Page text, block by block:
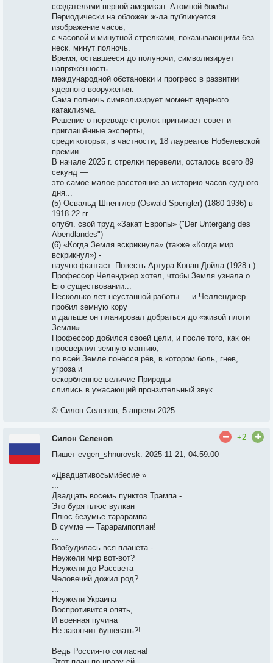
создателями первой американ. Атомной бомбы.
Периодически на обложек ж-ла публикуется
изображение часов,
с часовой и минутной стрелками, показывающими без
неск. минут полночь.
Время, оставшееся до полуночи, символизирует
напряжённость
международной обстановки и прогресс в развитии
ядерного вооружения.
Сама полночь символизирует момент ядерного
катаклизма.
Решение о переводе стрелок принимает совет и
приглашённые эксперты,
среди которых, в частности, 18 лауреатов Нобелевской
премии.
В начале 2025 г. стрелки перевели, осталось всего 89
секунд —
это самое малое расстояние за историю часов судного
дня...
(5) Освальд Шпенглер (Oswald Spengler) (1880-1936) в
1918-22 гг.
опубл. свой труд «Закат Европы» ("Der Untergang des
Abendlandes")
(6) «Когда Земля вскрикнула» (также «Когда мир
вскрикнул») -
научно-фантаст. Повесть Артура Конан Дойла (1928 г.)
Профессор Челенджер хотел, чтобы Земля узнала о
Его существовании...
Несколько лет неустанной работы — и Челленджер
пробил земную кору
и дальше он планировал добраться до «живой плоти
Земли».
Профессор добился своей цели, и после того, как он
просверлил земную мантию,
по всей Земле понёсся рёв, в котором боль, гнев,
угроза и
оскорбленное величие Природы
слились в ужасающий пронзительный звук...
© Силон Селенов, 5 апреля 2025
Силон Селенов
+2
Пишет evgen_shnurovsk. 2025-11-21, 04:59:00
...
«Двадцативосьмибесие »
...
Двадцать восемь пунктов Трампа -
Это буря плюс вулкан
Плюс безумье тарарампа
В сумме — Тарарампоплан!
...
Возбудилась вся планета -
Неужели мир вот-вот?
Неужели до Рассвета
Человечий дожил род?
...
Неужели Украина
Воспротивится опять,
И военная пучина
Не закончит бушевать?!
...
Ведь Россия-то согласна!